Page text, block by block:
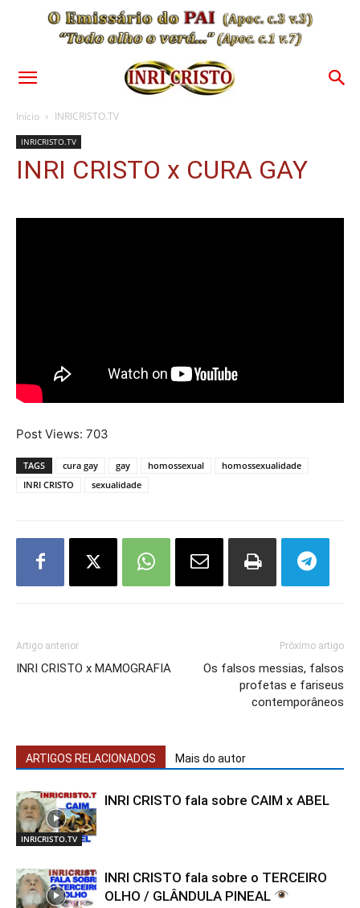
Início INRICRISTO.TV
INRICRISTO.TV
INRI CRISTO x CURA GAY
Post Views: 703
TAGS cura gay gay homossexual
homossexualidade
INRI CRISTO
sexualidade
Artigo anterior
INRI CRISTO x MAMOGRAFIA
Próximo artigo
Os falsos messias, falsos
profetas e fariseus
contemporâneos
ARTIGOS RELACIONADOS Mais do autor
INRICRISTO.TV
INRI CRISTO fala sobre CAIM x ABEL
INRI CRISTO fala sobre o TERCEIRO
OLHO / GLÂNDULA PINEAL